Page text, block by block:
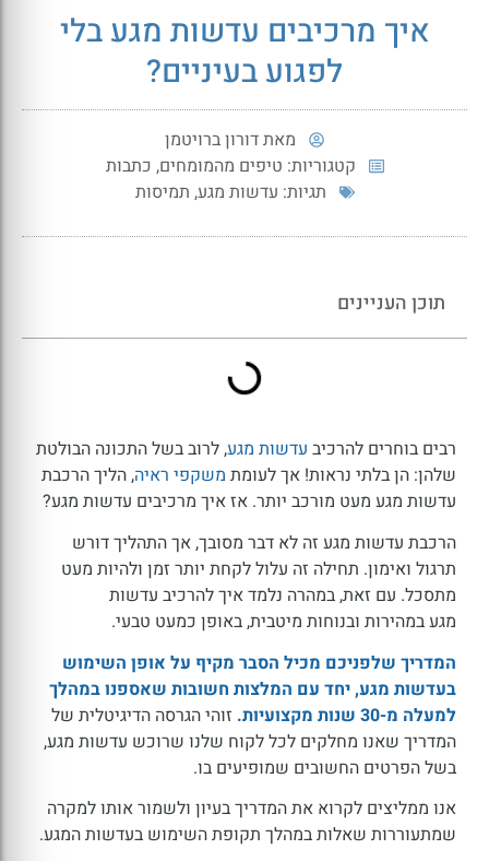
איך מרכיבים עדשות מגע בלי
לפגוע בעיניים?
מאתדורון ברויטמן
קטגוריות: טיפים מהמומחים, כתבות
תגיות: עדשות מגע, תמיסות
תוכן העניינים
רבים בוחרים להרכיב עדשות מגע, לרוב בשל התכונה הבולטת
שלהן: הן בלתי נראות! אך לעומת משקפי ראיה, הליך הרכבת
עדשות מגע מעט מורכב יותר. אז איך מרכיבים עדשות מגע?
הרכבת עדשות מגע זה לא דבר מסובך, אך התהליך דורש
תרגול ואימון. תחילה זה עלול לקחת יותר זמן ולהיות מעט
מתסכל. עם זאת, במהרה נלמד איך להרכיב עדשות
מגע במהירות ובנוחות מיטבית, באופן כמעט טבעי.
המדריך שלפניכם מכיל הסבר מקיף על אופן השימוש
בעדשות מגע, יחד עם המלצות חשובות שאספנו במהלך
למעלה מ-30 שנות מקצועיות.
זוהי הגרסה הדיגיטלית של
המדריך שאנו מחלקים לכל לקוח שלנו שרוכש עדשות מגע,
בשל הפרטים החשובים שמופיעים בו.
אנו ממליצים לקרוא את המדריך בעיון ולשמור אותו למקרה
שמתעוררות שאלות במהלך תקופת השימוש בעדשות המגע.